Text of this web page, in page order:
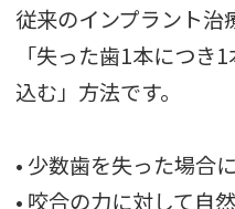
従来のインプラント治
「失った歯1本につき
込む」方法です。
• 少数歯を失った場合
• 咬合の力に対して自